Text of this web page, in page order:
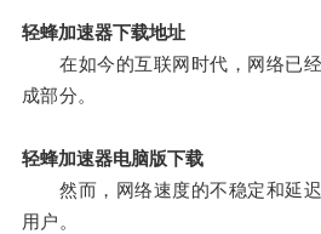
轻蜂加速器下载地址
在如今的互联网时代，网络已经
成部分。
轻蜂加速器电脑版下载
然而，网络速度的不稳定和延迟
用户。